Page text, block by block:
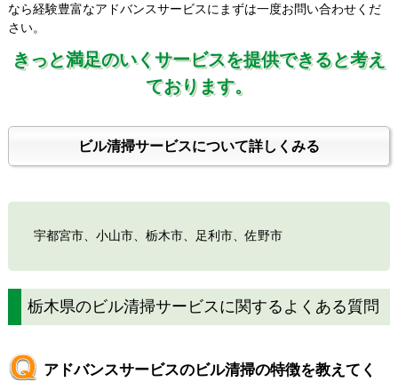
なら経験豊富なアドバンスサービスにまずは一度お問い合わせくだ
さい。
きっと満足のいくサービスを提供できると考え
ております。
ビル清掃サービスについて詳しくみる
宇都宮市、 小山市、 栃木市、 足利市、佐野市
栃木県のビル清掃サービスに関するよくある質問
アドバンスサービスのビル清掃の特徴を教えてく